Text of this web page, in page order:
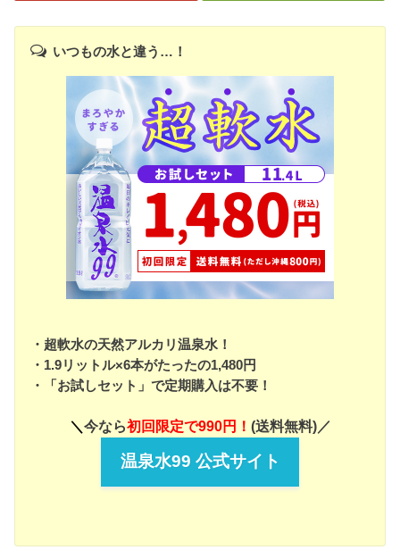
いつもの水と違う…！
・超軟水の天然アルカリ温泉水！
・1.9リットル×6本がたったの1,480円
・「お試しセット」で定期購入は不要！
＼ 今なら初回限定で990円！ (送料無料)／
温泉水99 公式サイト